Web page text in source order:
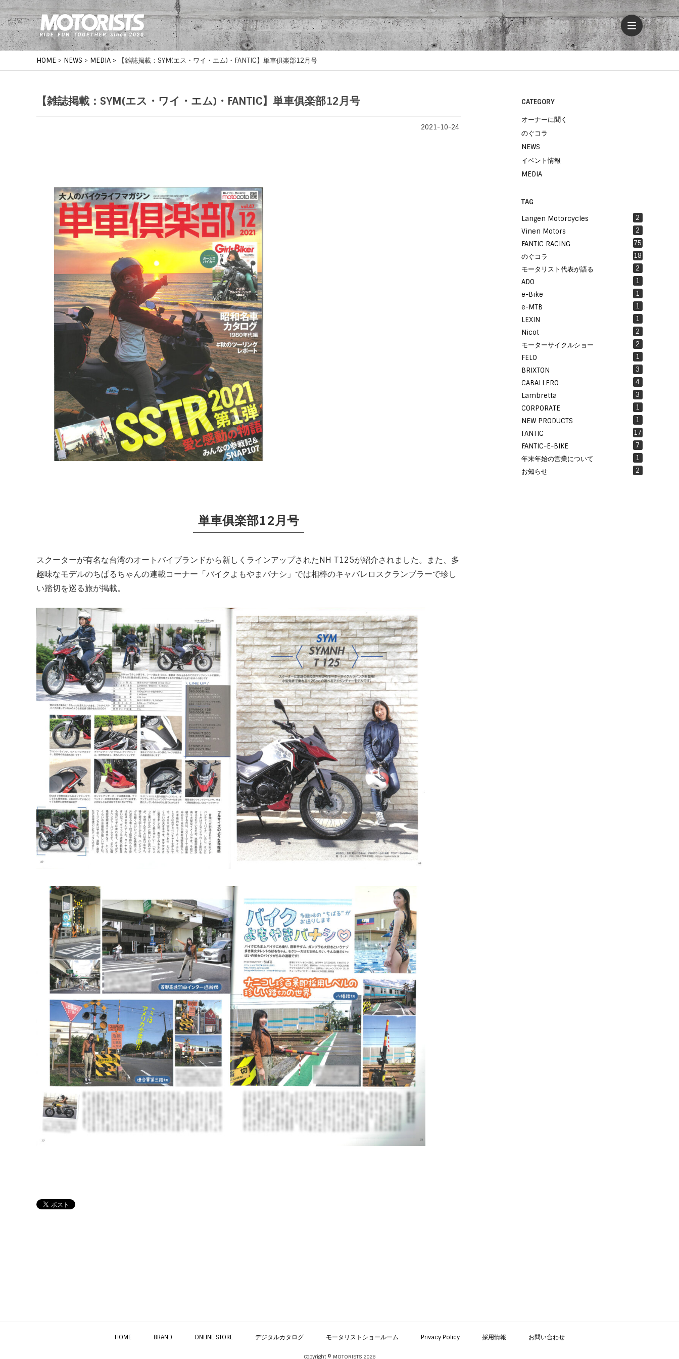
HOME > NEWS > MEDIA > 【雑誌掲載：SYM(エス・ワイ・エム)・FANTIC】単車俱楽部12月号
【雑誌掲載：SYM(エス・ワイ・エム)・FANTIC】単車俱楽部12月号
2021-10-24
単車俱楽部12月号
スクーターが有名な台湾のオートバイブランドから新しくラインアップされたNH T125が紹介されました。また、多
趣味なモデルのちぱるちゃんの連載コーナー「バイクよもやまバナシ」では相棒のキャバレロスクランブラーで珍し
い踏切を巡る旅が掲載。
CATEGORY
オーナーに聞く
のぐコラ
NEWS
イベント情報
MEDIA
TAG
Langen Motorcycles
2
Vinen Motors
2
FANTIC RACING
75
のぐコラ
18
モータリスト代表が語る
2
ADO
1
e-Bike
1
e-MTB
1
LEXIN
1
Nicot
2
モーターサイクルショー
2
FELO
1
BRIXTON
3
CABALLERO
4
Lambretta
3
CORPORATE
1
NEW PRODUCTS
1
FANTIC
17
FANTIC-E-BIKE
7
年末年始の営業について
1
お知らせ
2
HOME BRAND ONLINE STORE デジタルカタログ モータリストショールーム Privacy Policy 採用情報 お問い合わせ
Copyright © MOTORISTS 2026